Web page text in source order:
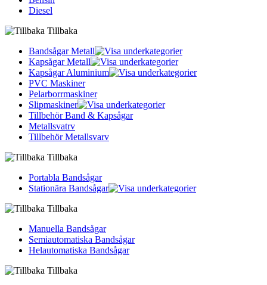
Diesel
Tillbaka
Bandsågar Metall
Kapsågar Metall
Kapsågar Aluminium
PVC Maskiner
Pelarborrmaskiner
Slipmaskiner
Tillbehör Band & Kapsågar
Metallsvatrv
Tillbehör Metallsvarv
Tillbaka
Portabla Bandsågar
Stationära Bandsågar
Tillbaka
Manuella Bandsågar
Semiautomatiska Bandsågar
Helautomatiska Bandsågar
Tillbaka